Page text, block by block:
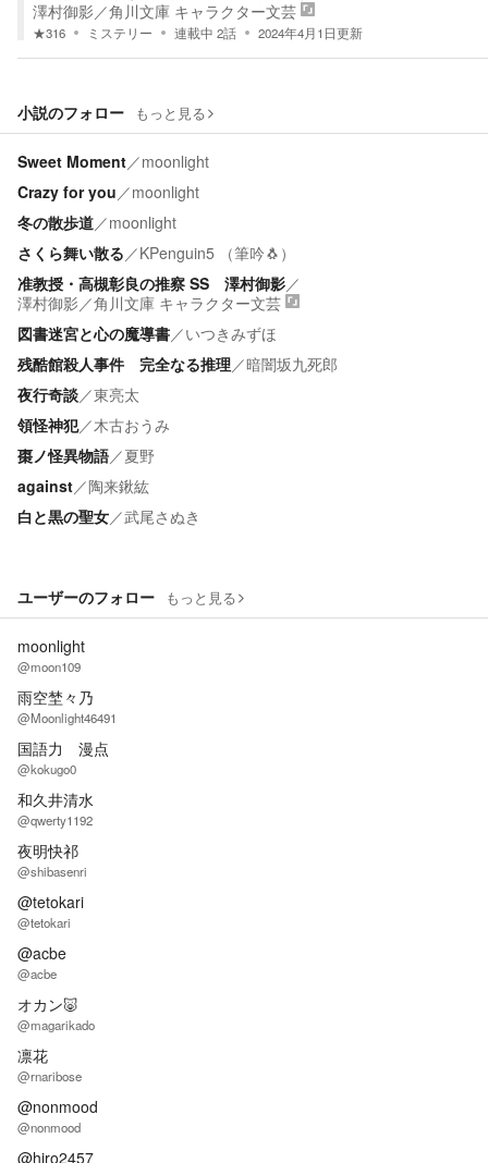
澤村御影／角川文庫 キャラクター文芸
★316 ミステリー 連載中 2話 2024年4月1日更新
小説のフォロー もっと見る
Sweet Moment／moonlight
Crazy for you／moonlight
冬の散歩道／moonlight
さくら舞い散る／KPenguin5 （筆吟🐧）
准教授・高槻彰良の推察 SS 澤村御影／
澤村御影／角川文庫 キャラクター文芸
図書迷宮と心の魔導書／いつきみずほ
残酷館殺人事件 完全なる推理／暗闇坂九死郎
夜行奇談／東亮太
領怪神犯／木古おうみ
棗ノ怪異物語／夏野
against／陶来鍬紘
白と黒の聖女／武尾さぬき
ユーザーのフォロー もっと見る
moonlight
@moon109
雨空埜々乃
@Moonlight46491
国語力 漫点
@kokugo0
和久井清水
@qwerty1192
夜明快祁
@shibasenri
@tetokari
@tetokari
@acbe
@acbe
オカン🐷
@magarikado
凛花
@rnaribose
@nonmood
@nonmood
@hiro2457